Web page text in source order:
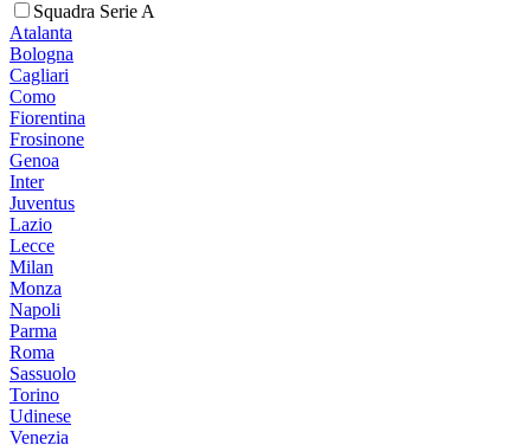
Squadra Serie A
Atalanta
Bologna
Cagliari
Como
Fiorentina
Frosinone
Genoa
Inter
Juventus
Lazio
Lecce
Milan
Monza
Napoli
Parma
Roma
Sassuolo
Torino
Udinese
Venezia